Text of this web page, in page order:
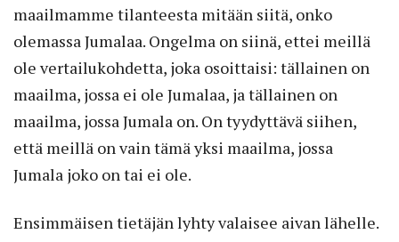
maailmamme tilanteesta mitään siitä, onko
olemassa Jumalaa. Ongelma on siinä, ettei meillä
ole vertailukohdetta, joka osoittaisi: tällainen on
maailma, jossa ei ole Jumalaa, ja tällainen on
maailma, jossa Jumala on. On tyydyttävä siihen,
että meillä on vain tämä yksi maailma, jossa
Jumala joko on tai ei ole.
Ensimmäisen tietäjän lyhty valaisee aivan lähelle.